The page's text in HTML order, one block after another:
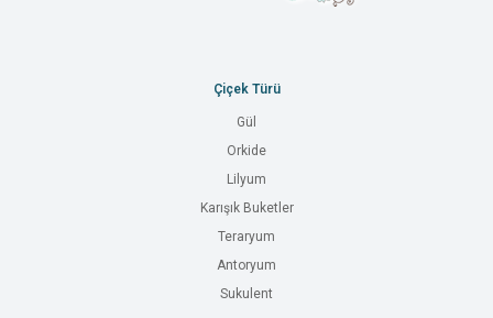
Çiçek Türü
Gül
Orkide
Lilyum
Karışık Buketler
Teraryum
Antoryum
Sukulent